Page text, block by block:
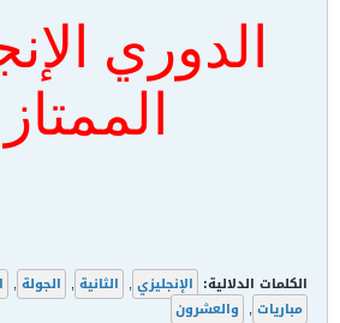
الدوري
الكلمات الدلالية: الإنجليزي , الثانية , الجولة ,
مباريات , والعشرون